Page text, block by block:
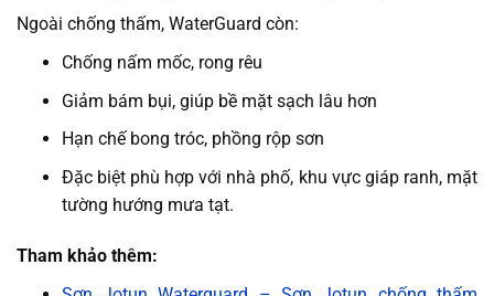
Ngoài chống thấm, WaterGuard còn:
Chống nấm mốc, rong rêu
Giảm bám bụi, giúp bề mặt sạch lâu hơn
Hạn chế bong tróc, phồng rộp sơn
Đặc biệt phù hợp với nhà phố, khu vực giáp ranh, mặt
tường hướng mưa tạt.
Tham khảo thêm: